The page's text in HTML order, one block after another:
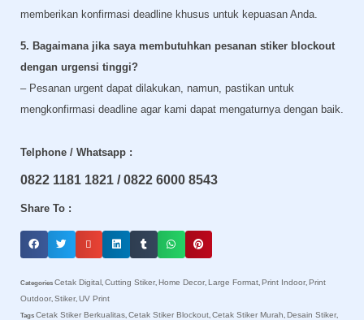
memberikan konfirmasi deadline khusus untuk kepuasan Anda.
5. Bagaimana jika saya membutuhkan pesanan stiker blockout
dengan urgensi tinggi?
– Pesanan urgent dapat dilakukan, namun, pastikan untuk
mengkonfirmasi deadline agar kami dapat mengaturnya dengan baik.
Telphone / Whatsapp :
0822 1181 1821 / 0822 6000 8543
Share To :
Categories Cetak Digital Cutting Stiker Home Decor Large Format Print Indoor Print
Outdoor Stiker UV Print
Tags Cetak Stiker Berkualitas Cetak Stiker Blockout Cetak Stiker Murah Desain Stiker